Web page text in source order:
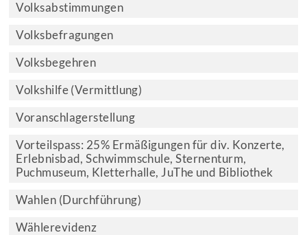
Volksabstimmungen
Volksbefragungen
Volksbegehren
Volkshilfe (Vermittlung)
Voranschlagerstellung
Vorteilspass: 25% Ermäßigungen für div. Konzerte,
Erlebnisbad, Schwimmschule, Sternenturm,
Puchmuseum, Kletterhalle, JuThe und Bibliothek
Wahlen (Durchführung)
Wählerevidenz